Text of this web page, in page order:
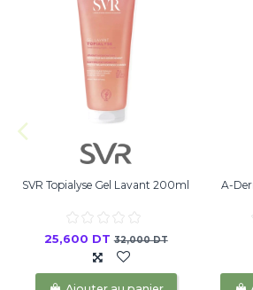
SVR Topialyse Gel Lavant 200ml
25,600 DT32,000 DT
A-